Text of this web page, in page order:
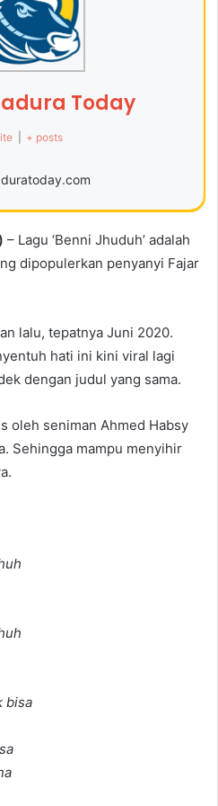
Today
+ posts
– Lagu ‘Benni Jhuduh’ adalah
dipopulerkan penyanyi Fajar
lalu, tepatnya Juni 2020.
hati ini kini viral lagi
dengan judul yang sama.
oleh seniman Ahmed Habsy
Sehingga mampu menyihir
bisa